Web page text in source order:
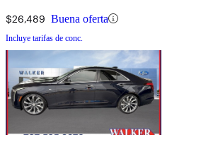
$26,489 Buena oferta
Incluye tarifas de conc.